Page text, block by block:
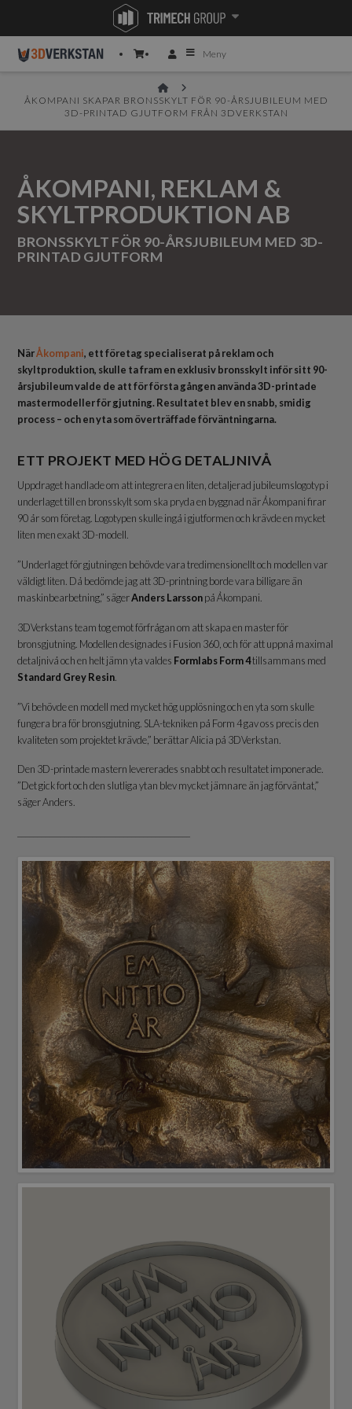
Meny
HOME
ÅKOMPANI SKAPAR BRONSSKYLT FÖR 90-ÅRSJUBILEUM MED
3D-PRINTAD GJUTFORM FRÅN 3DVERKSTAN
ÅKOMPANI, REKLAM &
SKYLTPRODUKTION AB
BRONSSKYLT FÖR 90-ÅRSJUBILEUM MED 3D-
PRINTAD GJUTFORM
NärÅkompani, ett företag specialiserat på reklam och
skyltproduktion, skulle ta fram en exklusiv bronsskylt inför sitt 90-
årsjubileum valde de att för första gången använda 3D-printade
mastermodeller för gjutning. Resultatet blev en snabb, smidig
process – och en yta som överträffade förväntningarna.
ETT PROJEKT MED HÖG DETALJNIVÅ
Uppdraget handlade om att integrera en liten, detaljerad jubileumslogotyp i
underlaget till en bronsskylt som ska pryda en byggnad när Åkompani firar
90 år som företag. Logotypen skulle ingå i gjutformen och krävde en mycket
liten men exakt 3D-modell.
”Underlaget för gjutningen behövde vara tredimensionellt och modellen var
väldigt liten. Då bedömde jag att 3D-printning borde vara billigare än
maskinbearbetning,” sägerAnders Larssonpå Åkompani.
3DVerkstans team tog emot förfrågan om att skapa en master för
bronsgjutning. Modellen designades i Fusion 360, och för att uppnå maximal
detaljnivå och en helt jämn yta valdes Formlabs Form 4tillsammans med
Standard Grey Resin
”Vi behövde en modell med mycket hög upplösning och en yta som skulle
fungera bra för bronsgjutning. SLA-tekniken på Form 4 gav oss precis den
kvaliteten som projektet krävde,” berättar Alicia på 3DVerkstan.
Den 3D-printade mastern levererades snabbt och resultatet imponerade.
”Det gick fort och den slutliga ytan blev mycket jämnare än jag förväntat,”
säger Anders.